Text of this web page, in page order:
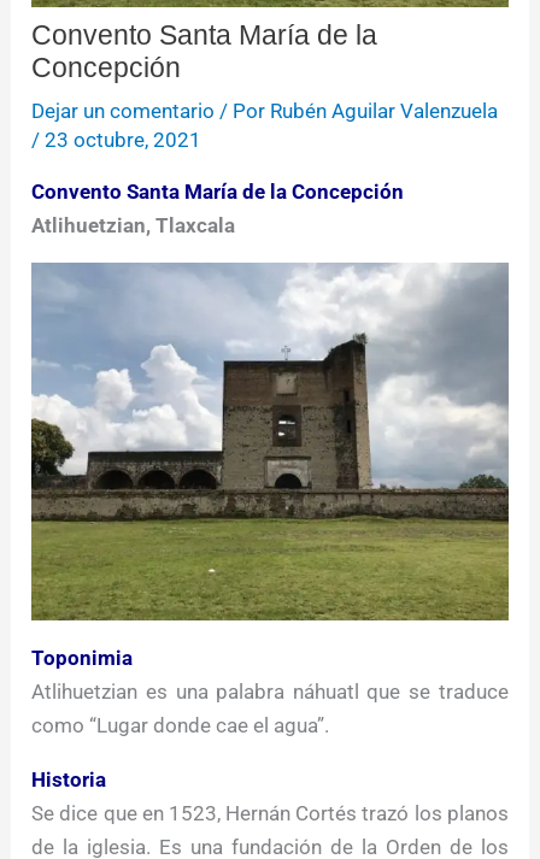
Convento Santa María de la
Concepción
Dejar un comentario / Por Rubén Aguilar Valenzuela
/23 octubre, 2021
Convento Santa María de la Concepción
Atlihuetzian, Tlaxcala
Toponimia
Atlihuetzian es una palabra náhuatl que se traduce
como “Lugar donde cae el agua”.
Historia
Se dice que en 1523, Hernán Cortés trazó los planos
de la iglesia. Es una fundación de la Orden de los